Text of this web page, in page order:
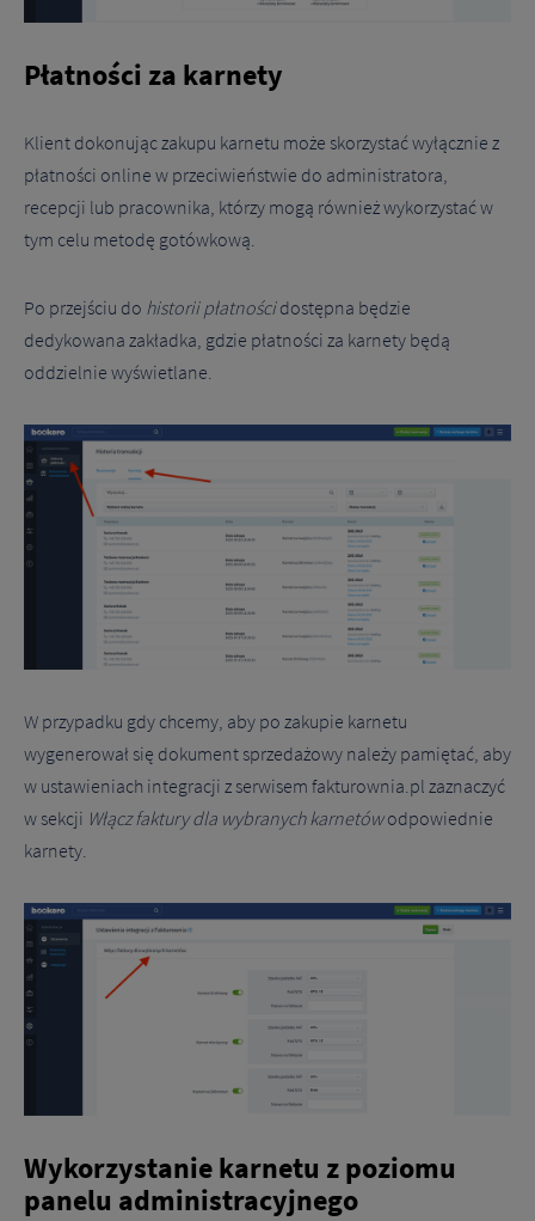
Płatności za karnety
Klient dokonując zakupu karnetu może skorzystać wyłącznie z
płatności online w przeciwieństwie do administratora,
recepcji lub pracownika, którzy mogą również wykorzystać w
tym celu metodę gotówkową.
Po przejściu do historii płatnościdostępna będzie
dedykowana zakładka, gdzie płatności za karnety będą
oddzielnie wyświetlane.
W przypadku gdy chcemy, aby po zakupie karnetu
wygenerował się dokument sprzedażowy należy pamiętać, aby
w ustawieniach integracji z serwisem fakturownia.pl zaznaczyć
w sekcji Włącz faktury dla wybranych karnetówodpowiednie
karnety.
Wykorzystanie karnetu z poziomu
panelu administracyjnego